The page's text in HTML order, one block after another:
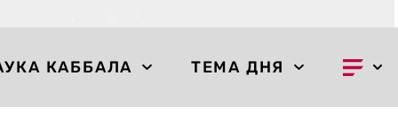
КАББАЛА ТЕМА ДНЯ